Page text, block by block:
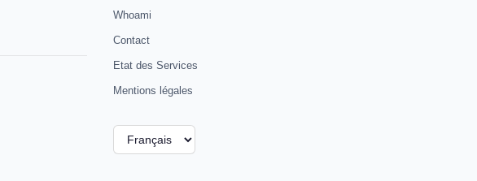
Whoami
Contact
Etat des Services
Mentions légales
Choisir
une